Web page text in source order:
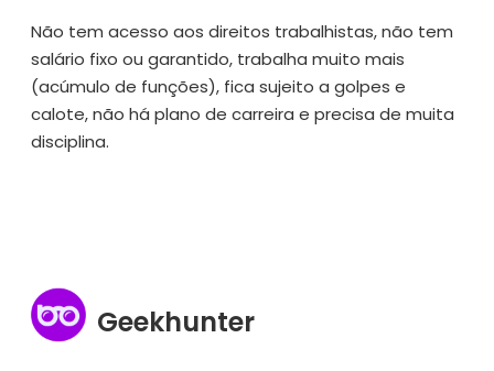
Não tem acesso aos direitos trabalhistas, não tem
salário fixo ou garantido, trabalha muito mais
(acúmulo de funções), fica sujeito a golpes e
calote, não há plano de carreira e precisa de muita
disciplina.
Geekhunter